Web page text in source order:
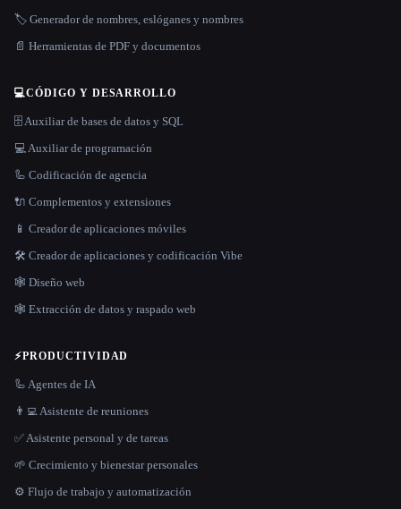
🏷️ Generador de nombres, eslóganes y nombres
📄 Herramientas de PDF y documentos
💻CÓDIGO Y DESARROLLO
🗄️ Auxiliar de bases de datos y SQL
💻 Auxiliar de programación
🦾 Codificación de agencia
🔌 Complementos y extensiones
📱 Creador de aplicaciones móviles
🛠️ Creador de aplicaciones y codificación Vibe
🕸 Diseño web
🕸️ Extracción de datos y raspado web
⚡PRODUCTIVIDAD
🦾 Agentes de IA
👨‍💻 Asistente de reuniones
✅ Asistente personal y de tareas
🌱 Crecimiento y bienestar personales
⚙️ Flujo de trabajo y automatización